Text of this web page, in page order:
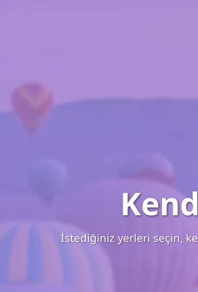
İstediğiniz yerleri seçin,